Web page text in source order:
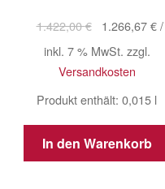
war:
21,33 €
ist:
1.422,00€ 1.266,67€/
inkl. 7 % MwSt. zzgl.
Versandkosten
Produkt enthält: 0,015 l
In den Warenkorb